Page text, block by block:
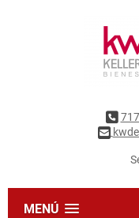
MENÚ